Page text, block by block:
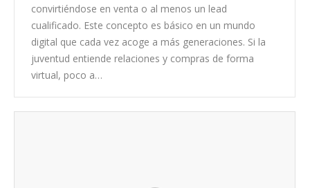
convirtiéndose en venta o al menos un lead
cualificado. Este concepto es básico en un mundo
digital que cada vez acoge a más generaciones. Si la
juventud entiende relaciones y compras de forma
virtual, poco a…